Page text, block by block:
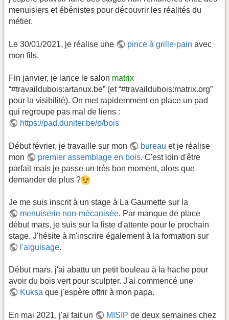
menuisiers et ébénistes pour découvrir les réalités du
métier.
Le 30/01/2021, je réalise une pince à grille-pain avec
mon fils.
Fin janvier, je lance le salon matrix
“#travaildubois:artanux.be” (et “#travaildubois:matrix.org”
pour la visibilité). On met rapidemment en place un pad
qui regroupe pas mal de liens :
https://pad.duniter.be/p/bois
Début février, je travaille sur mon bureau et je réalise
mon
premier assemblage en bois. C'est loin d'être
parfait mais je passe un très bon moment, alors que
demander de plus ?
Je me suis inscrit à un stage à La Gaumette sur la
menuiserie non-mécanisée. Par manque de place
début mars, je suis sur la liste d'attente pour le prochain
stage. J'hésite à m'inscrire également à la formation sur
l'aiguisage.
Début mars, j'ai abattu un petit bouleau à la hache pour
avoir du bois vert pour sculpter. J'ai commencé une
Kuksa que j'espère offrir à mon papa.
En mai 2021, j'ai fait un MISIP de deux semaines chez